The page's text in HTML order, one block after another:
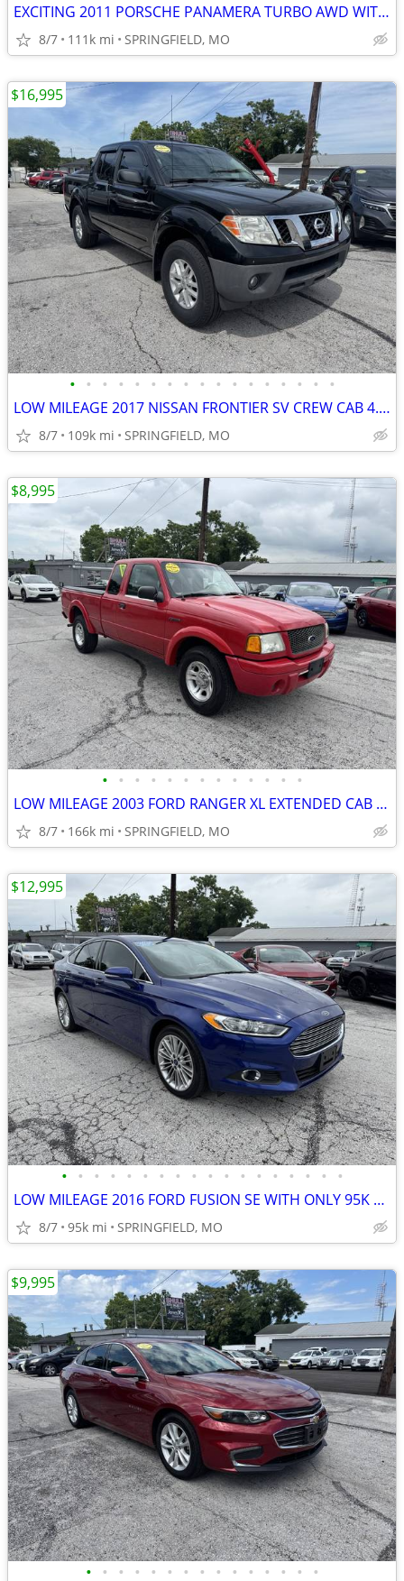
EXCITING 2011 PORSCHE PANAMERA TURBO AWD WITH 110K MILES
8/7 111k mi SPRINGFIELD, MO
• • • • • • • • • • • • • • • • •
LOW MILEAGE 2017 NISSAN FRONTIER SV CREW CAB 4.0L V6 4X2 WITH ONLY 109
8/7 109k mi SPRINGFIELD, MO
$16,995
• • • • • • • • • • • • •
LOW MILEAGE 2003 FORD RANGER XL EXTENDED CAB RWD WITH ONLY 166K MILES
8/7 166k mi SPRINGFIELD, MO
$8,995
• • • • • • • • • • • • • • • • • •
LOW MILEAGE 2016 FORD FUSION SE WITH ONLY 95K MILES, 2 OWNERS, ACCIDEN
8/7 95k mi SPRINGFIELD, MO
$12,995
• • • • • • • • • • • • • • •
$9,995